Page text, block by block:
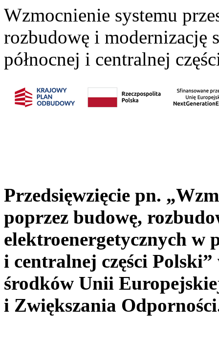
Wzmocnienie systemu
rozbudowę i modernizację
północnej i centralnej
Przedsięwzięcie pn.
poprzez budowę,
elektroenergetycznych w
i centralnej części Polski”
środków Unii
i Zwiększania Odporności